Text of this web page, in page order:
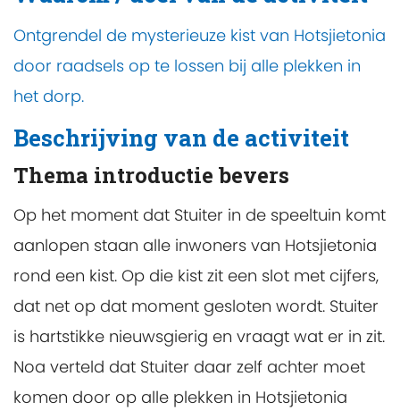
Ontgrendel de mysterieuze kist van Hotsjietonia
door raadsels op te lossen bij alle plekken in
het dorp.
Beschrijving van de activiteit
Thema introductie bevers
Op het moment dat Stuiter in de speeltuin komt
aanlopen staan alle inwoners van Hotsjietonia
rond een kist. Op die kist zit een slot met cijfers,
dat net op dat moment gesloten wordt. Stuiter
is hartstikke nieuwsgierig en vraagt wat er in zit.
Noa verteld dat Stuiter daar zelf achter moet
komen door op alle plekken in Hotsjietonia